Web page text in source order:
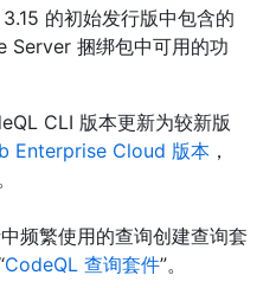
的初始发行版中包含的
捆绑包中可用的功
CLI 版本更新为较新版
Enterprise Cloud 版本 ，
频繁使用的查询创建查询套
CodeQL 查询套件”。